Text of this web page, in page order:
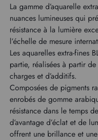
La gamme d’aquarelle
nuances lumineuses qui
résistance à la lumière
l’échelle de mesure
Les aquarelles extra-fines
partie, réalisées à partir
charges et d’additifs.
Composées de pigments
enrobés de gomme
résistance dans le temps
d’avantage d’éclat et de
offrent une brillance et